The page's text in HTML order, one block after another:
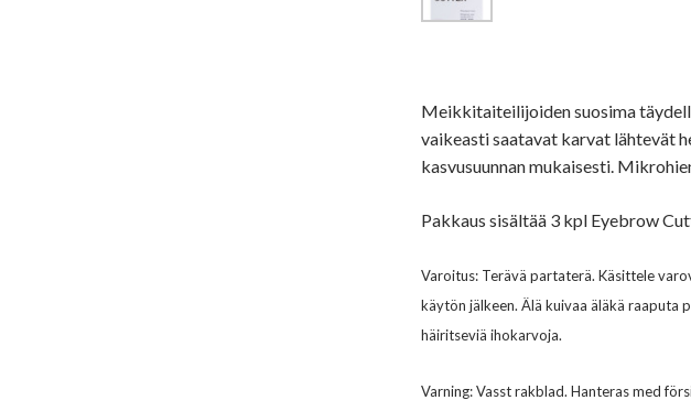
Meikkitaiteilijoiden suosima
vaikeasti saatavat karvat lähtevät
kasvusuunnan mukaisesti.
Pakkaus sisältää 3 kpl Eyebrow
Varoitus: Terävä partaterä. Käsittele
käytön jälkeen. Älä kuivaa äläkä raaputa
häiritseviä ihokarvoja.
Varning: Vasst rakblad. Hanteras med